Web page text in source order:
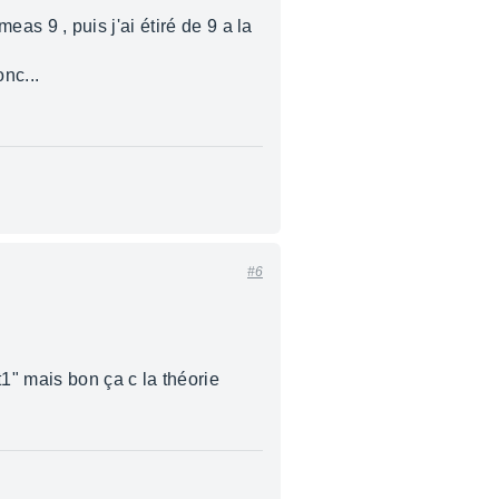
9 , puis j'ai étiré de 9 a la
#6
mais bon ça c la théorie